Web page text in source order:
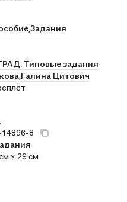
Задания
Типовые задания
Галина Цитович
8
× 29 см